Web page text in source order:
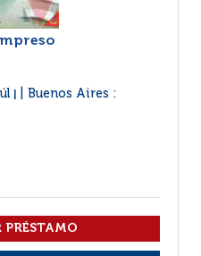
Buenos Aires :